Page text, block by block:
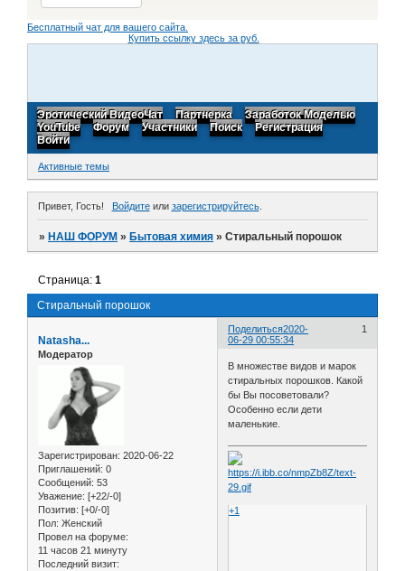
Бесплатный чат для вашего сайта.
Купить ссылку здесь за руб.
Эротический ВидеоЧат Партнерка
Заработок Моделью
YouTube
Форум Участники Поиск
Регистрация
Войти
Активные темы
Привет, Гость! Войдитеили зарегистрируйтесь.
»НАШ ФОРУМ »Бытовая химия »Стиральный порошок
Стиральный порошок
Страница:1
Поделиться 1
2020-
06-29 00:55:34
Natasha...
Модератор
Зарегистрирован: 2020-06-22
Приглашений: 0
Сообщений: 53
Уважение: [+22/-0]
Позитив: [+0/-0]
Пол: Женский
Провел на форуме:
11 часов 21 минуту
Последний визит:
В множестве видов и марок
стиральных порошков. Какой
бы Вы посоветовали?
Особенно если дети
маленькие.
+1